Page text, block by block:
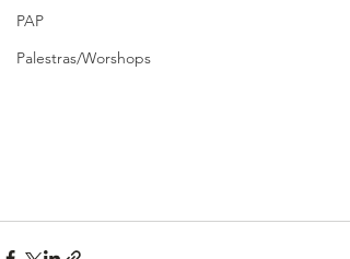
PAP
Palestras/Worshops